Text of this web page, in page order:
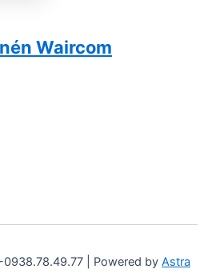
Waircom
| Powered by Astra